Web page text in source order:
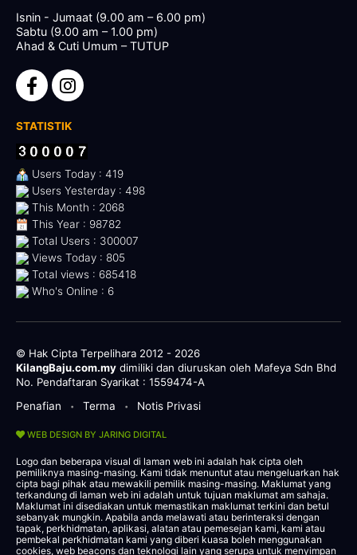
Isnin - Jumaat (9.00 am – 6.00 pm)
Sabtu (9.00 am – 1.00 pm)
Ahad & Cuti Umum – TUTUP
STATISTIK
Users Today : 419
Users Yesterday : 498
This Month : 2068
This Year : 98782
Total Users : 300007
Views Today : 805
Total views : 685418
Who's Online : 6
© Hak Cipta Terpelihara 2012 - 2026
KilangBaju.com.my dimiliki dan diuruskan oleh Mafeya Sdn Bhd
No. Pendaftaran Syarikat : 1559474-A
Penafian
• Terma • Notis Privasi
WEB DESIGN BY JARING DIGITAL
Logo dan beberapa visual di laman web ini adalah hak cipta oleh
pemiliknya masing-masing. Kami tidak menuntut atau mengeluarkan hak
cipta bagi pihak atau mewakili pemilik masing-masing. Maklumat yang
terkandung di laman web ini adalah untuk tujuan maklumat am sahaja.
Maklumat ini disediakan untuk memastikan maklumat terkini dan betul
sebanyak mungkin. Apabila anda melawati atau berinteraksi dengan
tapak, perkhidmatan, aplikasi, alatan atau pemesejan kami, kami atau
pembekal perkhidmatan kami yang diberi kuasa boleh menggunakan
cookies, web beacons dan teknologi lain yang serupa untuk menyimpan